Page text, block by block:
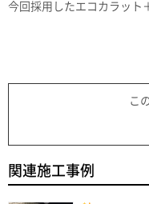
今回採用したエコカラット
こ
関連施工事例